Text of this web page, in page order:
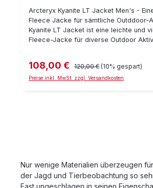
Arcteryx Kyanite LT Jacket Men's -
Fleece Jacke für sämtliche Outddoor-
Kyanite LT Jacket ist eine leichte und
Fleece-Jacke für diverse Outdoor
Wärmeschicht verwenden, genügt an
Sommerabenden als Isolation oder ist
Reißverschlüssen Materialkennzeichnung: 100 %
Polyester
Verkaufspreis:
108,00 € Regulärer Preis:
120,00 € (10% gespart)
Preise inkl. MwSt. zzgl. Versandkosten
Nur wenige Materialien überzeugen
der Jagd und Tierbeobachtung so
Fast ungeschlagen in seinen